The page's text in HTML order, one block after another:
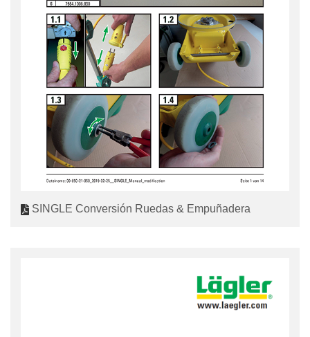
SINGLE Conversión Ruedas & Empuñadera